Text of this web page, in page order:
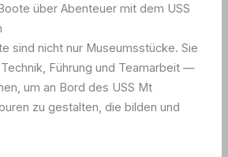
über Abenteuer mit dem USS
sind nicht nur Museumsstücke. Sie
Führung und Teamarbeit —
um an Bord des USS Mt
zu gestalten, die bilden und